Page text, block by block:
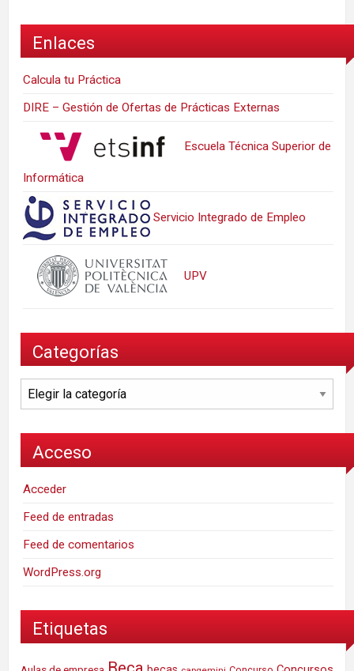
Enlaces
Calcula tu Práctica
DIRE – Gestión de Ofertas de Prácticas Externas
Escuela Técnica Superior de
Informática
Servicio Integrado de Empleo
UPV
Categorías
Categorías
Acceso
Acceder
Feed de entradas
Feed de comentarios
WordPress.org
Etiquetas